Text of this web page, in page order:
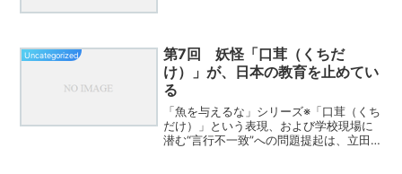
当然です。子どもに届かな...
Uncategorized
第7回 妖怪「口茸（くちだ
け）」が、日本の教育を止めてい
る
「魚を与えるな」シリーズ※「口茸（くち
だけ）」という表現、および学校現場に
潜む“言行不一致”への問題提起は、立田